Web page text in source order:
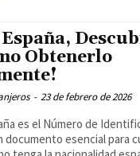
España,
Obtenerlo
- 23 de febrero de 2026
es el Número de
documento esencial para